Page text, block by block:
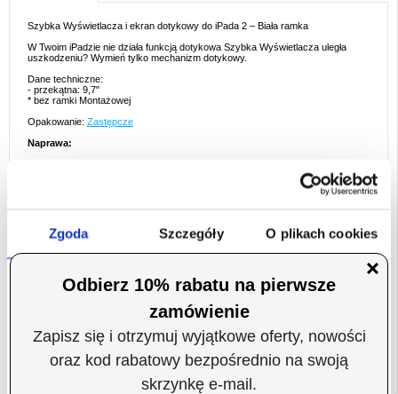
Zgoda Szczegóły O plikach cookies
Niniejsza strona korzysta z plików cookie
i reklam, aby oferować funkcje społecznościowe i
analizować ruch w naszej witrynie. Informacje o tym, jak
korzystasz z naszej witryny, udostępniamy partnerom
Szybka Wyświetlacza i ekran dotykowy do iPada 2 – Biała ramka
W Twoim iPadzie nie działa funkcją dotykowa Szybka Wyświetlacza uległa
uszkodzeniu? Wymień tylko mechanizm dotykowy.
Dane techniczne:
- przekątna: 9,7"
* bez ramki Montażowej
Opakowanie: Zastępcze
Naprawa:
Nasi wykwalifikowani technicy naprawili już tysiące telefonów i możemy
zagwarantować, że Twój iPad będzie znów w pełni sprawny. Przeprowadzamy
ekspresowe naprawy w naszym własnym serwisie - nie wysyłamy urządzeń
Kliknij w link poniżej, by dowiedzieć się więcej:
EAN: 5712579751812
Akcesoria do tabletów i iPada
Etui & Akcesoria iPad,iPad 2 Etui & Akcesoria